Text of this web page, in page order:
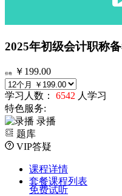
2025年初级会计职称
价格 ￥199.00
学习人数： 6542 人学习
特色服务:
录播
题库
VIP答疑
课程详情
套餐课程列表
免费试听